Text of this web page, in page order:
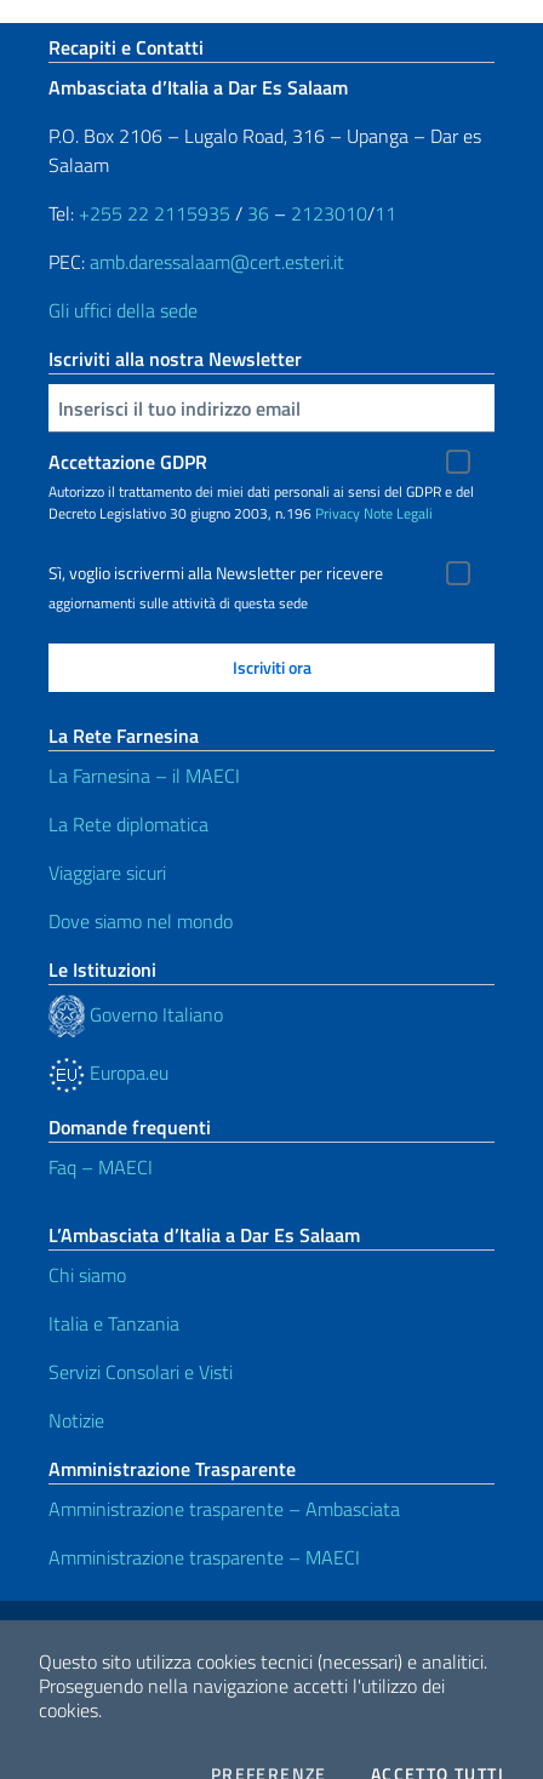
Questo sito utilizza cookies tecnici (necessari) e analitici.
Proseguendo nella navigazione accetti l'utilizzo dei
cookies.
PREFERENZE COOKIESACCETTO TUTTI
Sezione footer
Recapiti e Contatti
Ambasciata d’Italia a Dar Es Salaam
P.O. Box 2106 – Lugalo Road, 316 – Upanga – Dar es
Salaam
Tel: +255 22 2115935 / 36 – 2123010/11
PEC:amb.daressalaam@cert.esteri.it
Gli uffici della sede
Iscriviti alla nostra Newsletter
Inserisci la tua email
Accettazione GDPR
Autorizzo il trattamento dei miei dati personali ai sensi del GDPR e del
Decreto Legislativo 30 giugno 2003, n.196 Privacy Note Legali
Sì, voglio iscrivermi alla Newsletter per ricevere
aggiornamenti sulle attività di questa sede
La Rete Farnesina
La Farnesina – il MAECI
La Rete diplomatica
Viaggiare sicuri
Dove siamo nel mondo
Le Istituzioni
Governo Italiano
Europa.eu
Domande frequenti
Faq – MAECI
L’Ambasciata d’Italia a Dar Es Salaam
Chi siamo
Italia e Tanzania
Servizi Consolari e Visti
Notizie
Amministrazione Trasparente
Amministrazione trasparente – Ambasciata
Amministrazione trasparente – MAECI
Link Utili